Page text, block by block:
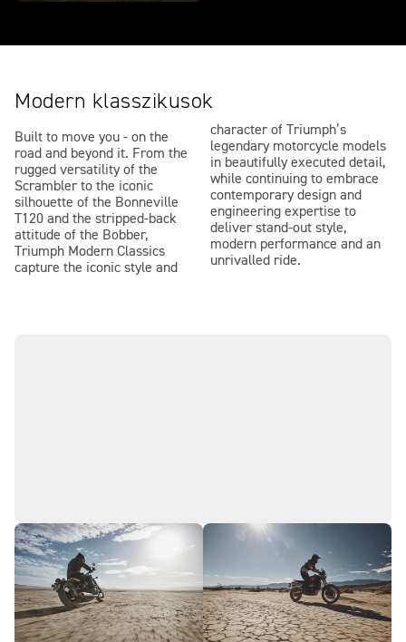
Modern klasszikusok
Built to move you - on the
road and beyond it. From the
rugged versatility of the
Scrambler to the iconic
silhouette of the Bonneville
T120 and the stripped-back
attitude of the Bobber,
Triumph Modern Classics
capture the iconic style and
character of Triumph’s
legendary motorcycle models
in beautifully executed detail,
while continuing to embrace
contemporary design and
engineering expertise to
deliver stand-out style,
modern performance and an
unrivalled ride.